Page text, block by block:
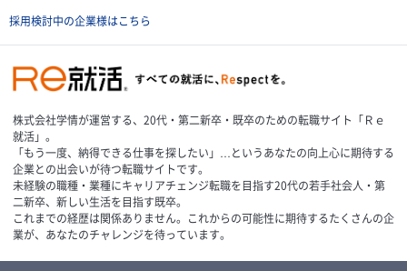
採用検討中の企業様はこちら
株式会社学情が運営する、20代・第二新卒・既卒のための転職サイト「Ｒｅ
就活」。
「もう一度、納得できる仕事を探したい」…というあなたの向上心に期待する
企業との出会いが待つ転職サイトです。
未経験の職種・業種にキャリアチェンジ転職を目指す20代の若手社会人・第
二新卒、新しい生活を目指す既卒。
これまでの経歴は関係ありません。これからの可能性に期待するたくさんの企
業が、あなたのチャレンジを待っています。